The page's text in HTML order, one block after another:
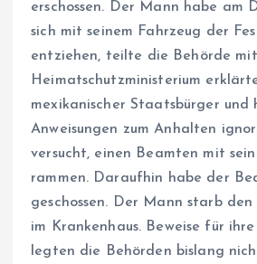
erschossen. Der Mann habe am
sich mit seinem Fahrzeug der
entziehen, teilte die Behörde
Heimatschutzministerium
mexikanischer Staatsbürger und
Anweisungen zum Anhalten
versucht, einen Beamten mit
rammen. Daraufhin habe der
geschossen. Der Mann starb
im Krankenhaus. Beweise für
legten die Behörden bislang